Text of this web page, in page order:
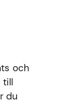
och
till
du